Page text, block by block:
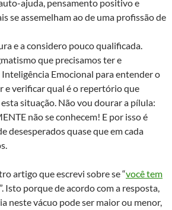
ajuda, pensamento positivo e
se assemelham ao de uma profissão de
e a considero pouco qualificada.
que precisamos ter e
Emocional para entender o
e verificar qual é o repertório que
situação. Não vou dourar a pílula:
não se conhecem! E por isso é
desesperados quase que em cada
artigo que escrevi sobre se “você tem
Isto porque de acordo com a resposta,
neste vácuo pode ser maior ou menor,